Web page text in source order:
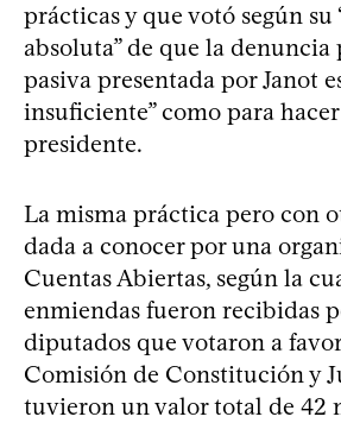
prácticas y que votó según
absoluta” de que la
pasiva presentada por Janot
insuficiente” como para
presidente.
La misma práctica pero con
dada a conocer por una
Cuentas Abiertas, según la
enmiendas fueron recibidas
diputados que votaron a
Comisión de Constitución y
tuvieron un valor total de 42